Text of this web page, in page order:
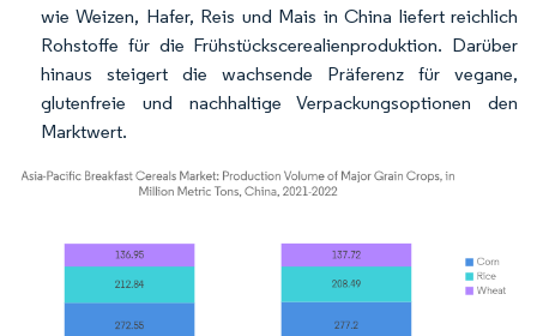
wie Weizen, Hafer, Reis und Mais in China liefert reichlich
Rohstoffe für die Frühstückscerealienproduktion. Darüber
hinaus steigert die wachsende Präferenz für vegane,
glutenfreie und nachhaltige Verpackungsoptionen den
Marktwert.